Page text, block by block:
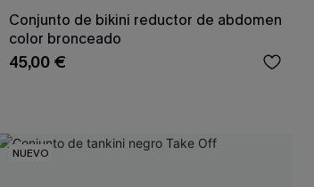
Conjunto de bikini reductor de abdomen
color bronceado
45,00 €
NUEVO